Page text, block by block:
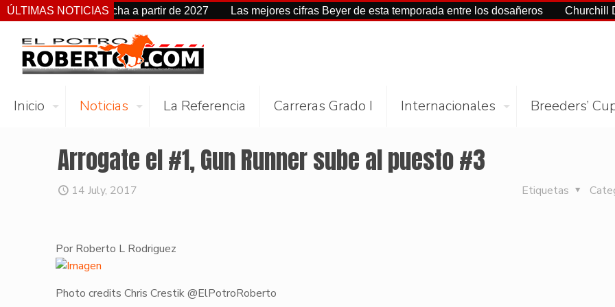
ÚLTIMAS NOTICIAS
de fecha a partir de 2027 Las mejores cifras Beyer de esta temporada entre los dosañeros Churchill Downs y
Inicio Noticias La Referencia Carreras Grado I Internacionales Breeders’
Arrogate el #1, Gun Runner sube al puesto #3
14 July, 2017 Etiquetas
Por Roberto L Rodriguez
Photo credits Chris Crestik @ElPotroRoberto